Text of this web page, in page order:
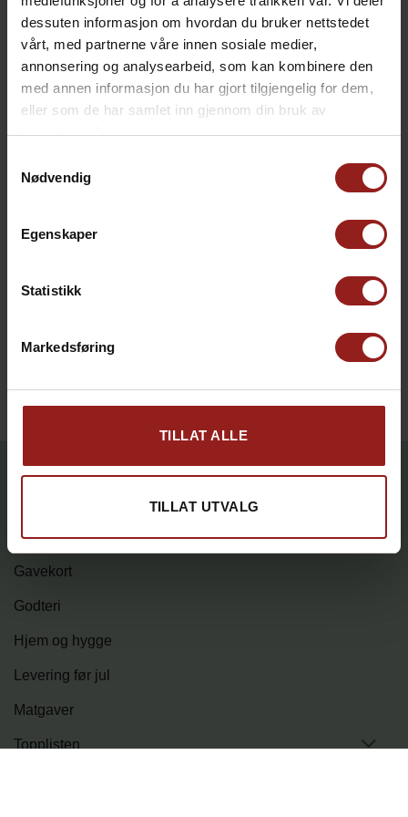
dessuten informasjon om hvordan du bruker nettstedet
vårt, med partnerne våre innen sosiale medier,
annonsering og analysearbeid, som kan kombinere den
med annen informasjon du har gjort tilgjengelig for dem,
eller som de har samlet inn gjennom din bruk av
tjenestene deres.
Nødvendig
Egenskaper
Statistikk
Markedsføring
TILLAT ALLE
TILLAT UTVALG
600-999
verktøy
Wingman Multi-Tool
PRODUKTKATEGORIER
Elektronikk
Gavekort
Godteri
Hjem og hygge
Levering før jul
Matgaver
Topplisten